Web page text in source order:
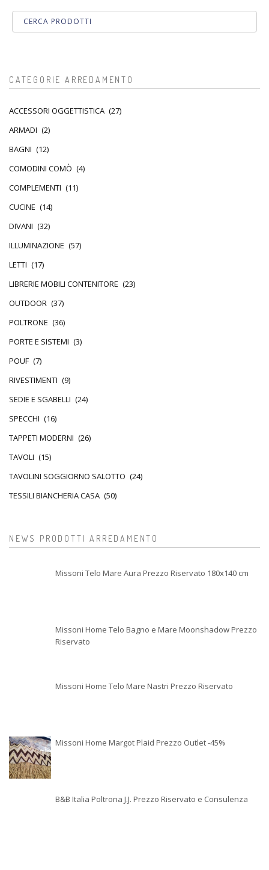
CATEGORIE ARREDAMENTO
ACCESSORI OGGETTISTICA (27)
ARMADI (2)
BAGNI (12)
COMODINI COMÒ (4)
COMPLEMENTI (11)
CUCINE (14)
DIVANI (32)
ILLUMINAZIONE (57)
LETTI (17)
LIBRERIE MOBILI CONTENITORE (23)
OUTDOOR (37)
POLTRONE (36)
PORTE E SISTEMI (3)
POUF (7)
RIVESTIMENTI (9)
SEDIE E SGABELLI (24)
SPECCHI (16)
TAPPETI MODERNI (26)
TAVOLI (15)
TAVOLINI SOGGIORNO SALOTTO (24)
TESSILI BIANCHERIA CASA (50)
NEWS PRODOTTI ARREDAMENTO
Missoni Telo Mare Aura Prezzo Riservato 180x140 cm
Missoni Home Telo Bagno e Mare Moonshadow Prezzo
Riservato
Missoni Home Telo Mare Nastri Prezzo Riservato
Missoni Home Margot Plaid Prezzo Outlet -45%
B&B Italia Poltrona J.J. Prezzo Riservato e Consulenza